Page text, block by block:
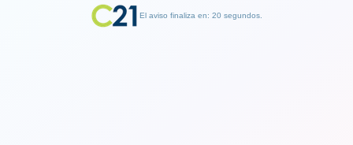
El aviso finaliza en: 19 segundos.